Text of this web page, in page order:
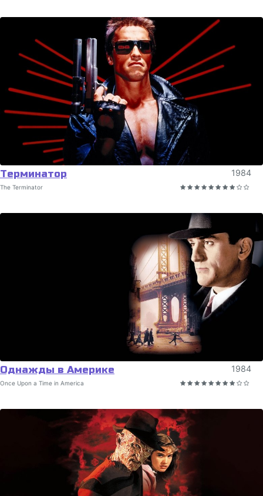
Терминатор 1984
The Terminator
Однажды в Америке 1984
Once Upon a Time in America